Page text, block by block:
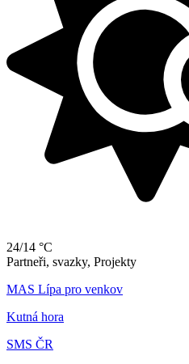
24/14 °C
Partneři, svazky, Projekty
MAS Lípa pro venkov
Kutná hora
SMS ČR